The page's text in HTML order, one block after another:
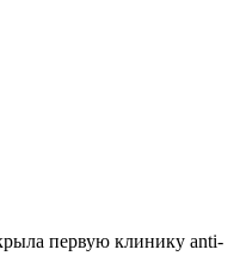
первую клинику anti-